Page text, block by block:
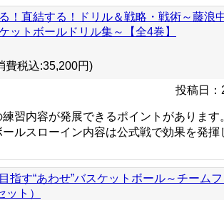
！直結する！ドリル＆戦略・戦術～藤浪
ットボールドリル集～【全4巻】
費税込:35,200円)
投稿日：
習内容が発展できるポイントがあります
ルスローイン内容は公式戦で効果を発揮
指す“あわせ”バスケットボール～チーム
ト）